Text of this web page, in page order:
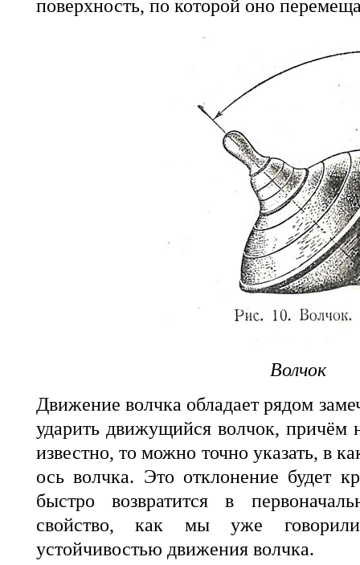
поверхность, по которой оно
Волчок
Движение волчка обладает рядом
ударить движущийся волчок, причём
известно, то можно точно указать, в
ось волчка. Это отклонение будет
быстро возвратится в
свойство, как мы уже
устойчивостью движения волчка.